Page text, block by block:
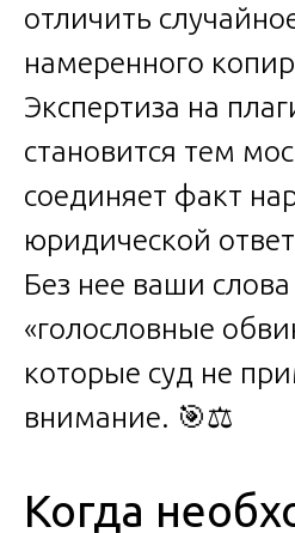
отличить
намеренного
Экспертиза на
становится тем
соединяет факт
юридической
Без нее ваши
«голословные
которые суд не
внимание. 🎯⚖️
Когда